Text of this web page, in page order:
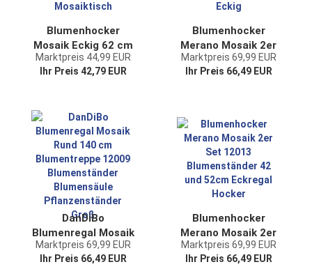
Blumenhocker
Mosaik Eckig 62 cm
Blumenständer
12012 Beistelltisch
Marktpreis 44,99 EUR
Ihr Preis 42,79 EUR
Blumenhocker
Merano Mosaik 2er
Set 12012
Blumenständer 46
Marktpreis 69,99 EUR
Ihr Preis 66,49 EUR
DanDiBo
Blumenregal Mosaik
Rund 140 cm
Blumentreppe
Marktpreis 69,99 EUR
Ihr Preis 66,49 EUR
Blumenhocker
Merano Mosaik 2er
Set 12013
Blumenständer 42
Marktpreis 69,99 EUR
Ihr Preis 66,49 EUR